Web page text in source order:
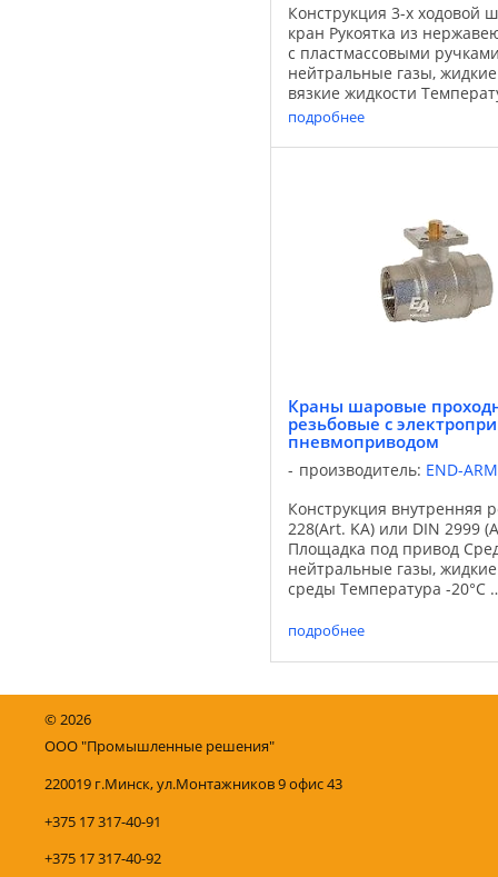
Конструкция 3-х ходовой
кран Рукоятка из
с пластмассовыми
нейтральные газы,
вязкие жидкости
+150°С Давление PN 40
нержавеющая сталь
нержавеющая сталь
подробнее
Краны шаровые
резьбовые с
пневмоприводом
производитель: END-
Конструкция внутренняя
228(Art. KA) или DIN 2999
Площадка под привод
нейтральные газы,
среды Температура -20°С
никелированная латунь
подробнее
©2026
ООО "Промышленные решения"
220019 г.Минск, ул.Монтажников 9 офис 43
+375 17 317-40-91
+375 17 317-40-92